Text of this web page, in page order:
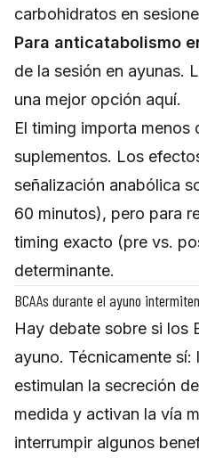
carbohidratos en
Para anticatabolismo
de la sesión en ayunas.
una mejor opción aquí.
El timing importa menos
suplementos. Los
señalización anabólica
60 minutos), pero para
timing exacto (pre vs.
determinante.
BCAAs durante el ayuno
Hay debate sobre si los
ayuno. Técnicamente sí:
estimulan la secreción
medida y activan la vía
interrumpir algunos